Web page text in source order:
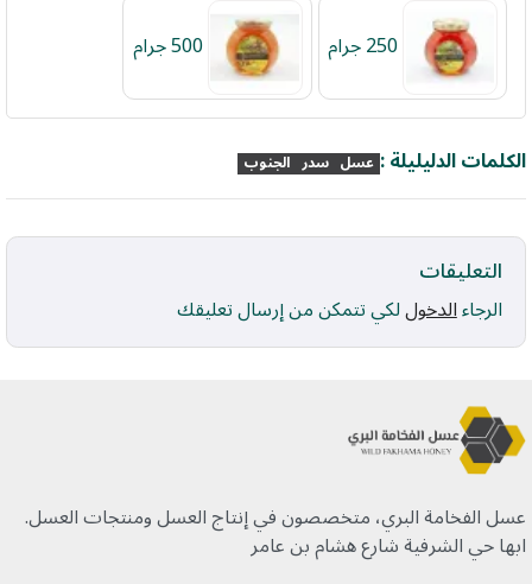
الكلمات الدليليلة : عسل سدر الجنوب
التعليقات
الرجاءالدخوللكي تتمكن من إرسال تعليقك
عسل الفخامة البري، متخصصون في إنتاج العسل ومنتجات العسل.
ابها حي الشرفية شارع هشام بن عامر